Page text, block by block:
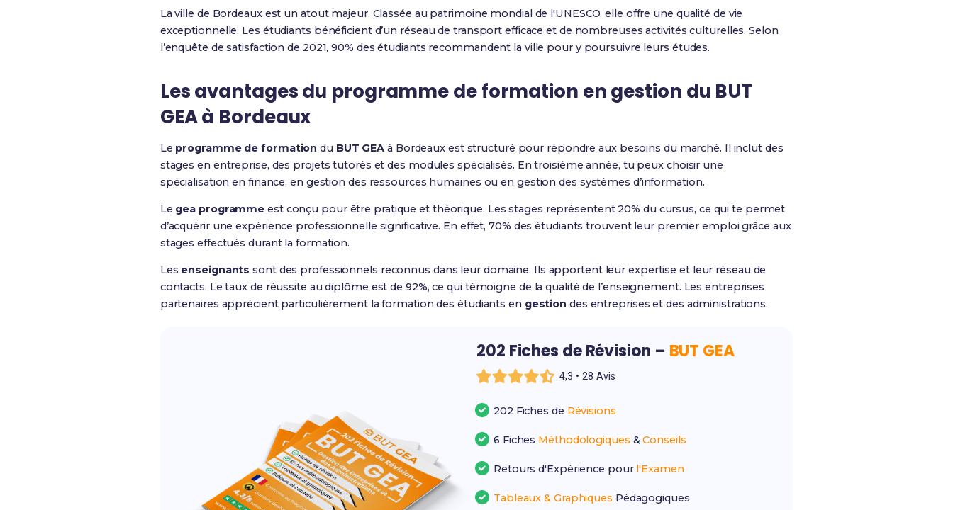
La ville de Bordeaux est un atout majeur. Classée au patrimoine mondial de l'UNESCO, elle offre une qualité de vie
exceptionnelle. Les étudiants bénéficient d’un réseau de transport efficace et de nombreuses activités culturelles. Selon
l’enquête de satisfaction de 2021, 90% des étudiants recommandent la ville pour y poursuivre leurs études.
Les avantages du programme de formation en gestion du BUT
GEA à Bordeaux
Le programme de formation du BUT GEA à Bordeaux est structuré pour répondre aux besoins du marché. Il inclut des
stages en entreprise, des projets tutorés et des modules spécialisés. En troisième année, tu peux choisir une
spécialisation en finance, en gestion des ressources humaines ou en gestion des systèmes d’information.
Le gea programme est conçu pour être pratique et théorique. Les stages représentent 20% du cursus, ce qui te permet
d’acquérir une expérience professionnelle significative. En effet, 70% des étudiants trouvent leur premier emploi grâce aux
stages effectués durant la formation.
Les enseignants sont des professionnels reconnus dans leur domaine. Ils apportent leur expertise et leur réseau de
contacts. Le taux de réussite au diplôme est de 92%, ce qui témoigne de la qualité de l’enseignement. Les entreprises
partenaires apprécient particulièrement la formation des étudiants en gestion des entreprises et des administrations.
202 Fiches de Révision – BUT GEA
4,3 • 28 Avis
202 Fiches de Révisions
6 Fiches Méthodologiques &Conseils
Retours d'Expérience pour l'Examen
Tableaux & Graphiques Pédagogiques